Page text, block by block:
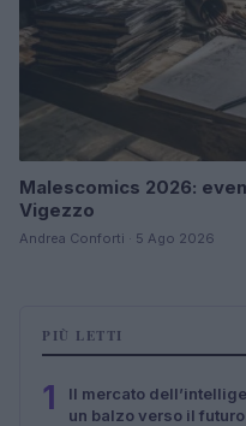
Malescomics 2026:
Vigezzo
Andrea Conforti · 5 Ago 2026
PIÙ LETTI
1
Il mercato
un balzo verso il futuro